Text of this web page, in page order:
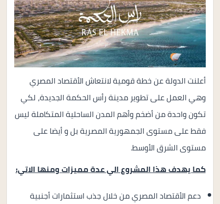
أعلنت الدولة عن خطة قومية لانتعاش الأقتصاد المصري
وهي العمل على تطوير مدينة رأس الحكمة الجديدة، لكي
تكون واحدة من أضخم وأهم المدن الساحلية المتكاملة ليس
فقط على مستوى الجمهورية المصرية بل و أيضا على
مستوى الشرق الأوسط.
كما يهدف هذا المشروع الي عدة مميزات ومنها الاتي:
دعم الأقتصاد المصري من خلال جذب استثمارات أجنبية